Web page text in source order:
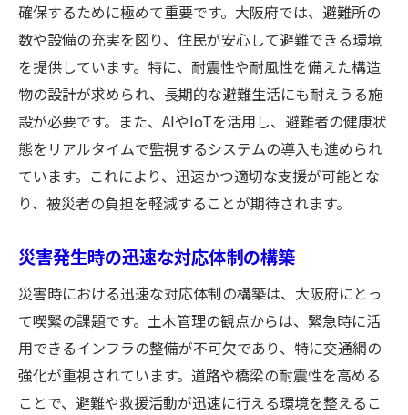
確保するために極めて重要です。大阪府では、避難所の
数や設備の充実を図り、住民が安心して避難できる環境
を提供しています。特に、耐震性や耐風性を備えた構造
物の設計が求められ、長期的な避難生活にも耐えうる施
設が必要です。また、AIやIoTを活用し、避難者の健康状
態をリアルタイムで監視するシステムの導入も進められ
ています。これにより、迅速かつ適切な支援が可能とな
り、被災者の負担を軽減することが期待されます。
災害発生時の迅速な対応体制の構築
災害時における迅速な対応体制の構築は、大阪府にとっ
て喫緊の課題です。土木管理の観点からは、緊急時に活
用できるインフラの整備が不可欠であり、特に交通網の
強化が重視されています。道路や橋梁の耐震性を高める
ことで、避難や救援活動が迅速に行える環境を整えるこ